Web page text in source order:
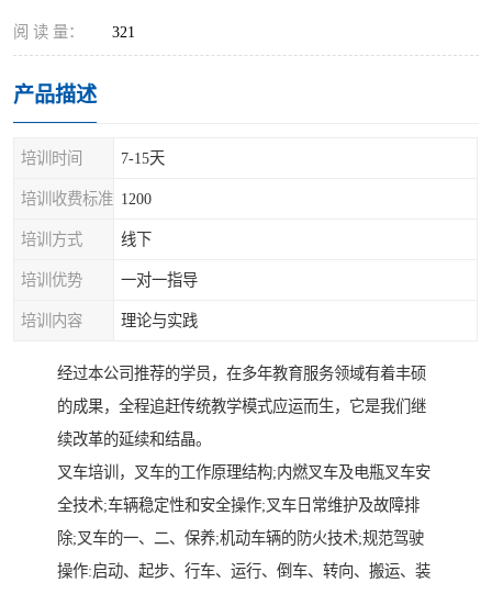
阅 读 量： 321
产品描述
培训时间 7-15天
培训收费标准 1200
培训方式 线下
培训优势 一对一指导
培训内容 理论与实践
经过本公司推荐的学员，在多年教育服务领域有着丰硕
的成果，全程追赶传统教学模式应运而生，它是我们继
续改革的延续和结晶。
叉车培训，叉车的工作原理结构;内燃叉车及电瓶叉车安
全技术;车辆稳定性和安全操作;叉车日常维护及故障排
除;叉车的一、二、保养;机动车辆的防火技术;规范驾驶
操作:启动、起步、行车、运行、倒车、转向、搬运、装